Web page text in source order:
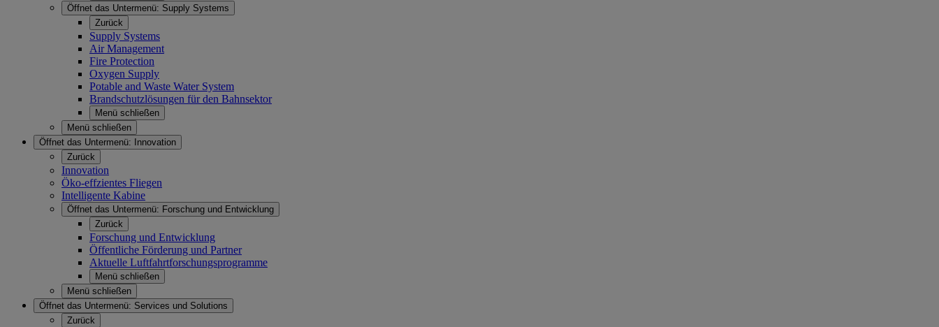
Öffnet das Untermenü: Supply Systems
Zurück
Supply Systems
Air Management
Fire Protection
Oxygen Supply
Potable and Waste Water System
Brandschutzlösungen für den Bahnsektor
Menü schließen
Menü schließen
Öffnet das Untermenü:
Innovation
Zurück
Innovation
Öko-effzientes Fliegen
Intelligente Kabine
Öffnet das Untermenü: Forschung und Entwicklung
Zurück
Forschung und Entwicklung
Öffentliche Förderung und Partner
Aktuelle Luftfahrtforschungsprogramme
Menü schließen
Menü schließen
Öffnet das Untermenü: Services und Solutions
Zurück